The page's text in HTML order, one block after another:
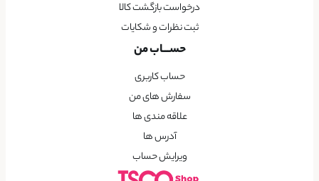
درخواست بازگشت کالا
ثبت نظرات و شکایات
حســـاب من
حساب کاربری
سفارش های من
علاقه مندی ها
آدرس ها
ویرایش حساب